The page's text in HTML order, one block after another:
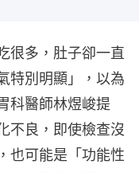
很多，肚子卻一直
特別明顯」，以為
科醫師林煜峻提
不良，即使檢查沒
也可能是「功能性